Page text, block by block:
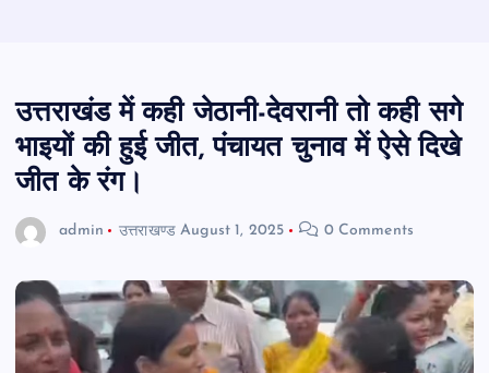
उत्तराखंड में कही जेठानी-देवरानी तो कही सगे
भाइयों की हुई जीत, पंचायत चुनाव में ऐसे दिखे
जीत के रंग।
admin उत्तराखण्ड August 1, 2025 0 Comments